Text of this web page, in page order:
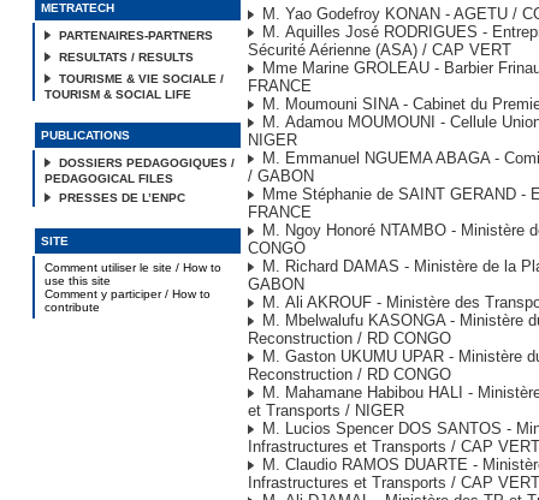
METRATECH
PARTENAIRES-PARTNERS
RESULTATS / RESULTS
TOURISME & VIE SOCIALE /
TOURISM & SOCIAL LIFE
PUBLICATIONS
DOSSIERS PEDAGOGIQUES /
PEDAGOGICAL FILES
PRESSES DE L’ENPC
SITE
Comment utiliser le site / How to
use this site
Comment y participer / How to
contribute
M. Yao Godefroy KONAN - AGETU /
M. Aquilles José RODRIGUES -
Sécurité Aérienne (ASA) / CAP VERT
Mme Marine GROLEAU - Barbier
FRANCE
M. Moumouni SINA - Cabinet du
M. Adamou MOUMOUNI - Cellule
NIGER
M. Emmanuel NGUEMA ABAGA -
/ GABON
Mme Stéphanie de SAINT GERAND -
FRANCE
M. Ngoy Honoré NTAMBO - Ministère
CONGO
M. Richard DAMAS - Ministère de la
GABON
M. Ali AKROUF - Ministère des
M. Mbelwalufu KASONGA - Ministère
Reconstruction / RD CONGO
M. Gaston UKUMU UPAR - Ministère
Reconstruction / RD CONGO
M. Mahamane Habibou HALI -
et Transports / NIGER
M. Lucios Spencer DOS SANTOS -
Infrastructures et Transports / CAP VERT
M. Claudio RAMOS DUARTE -
Infrastructures et Transports / CAP VERT